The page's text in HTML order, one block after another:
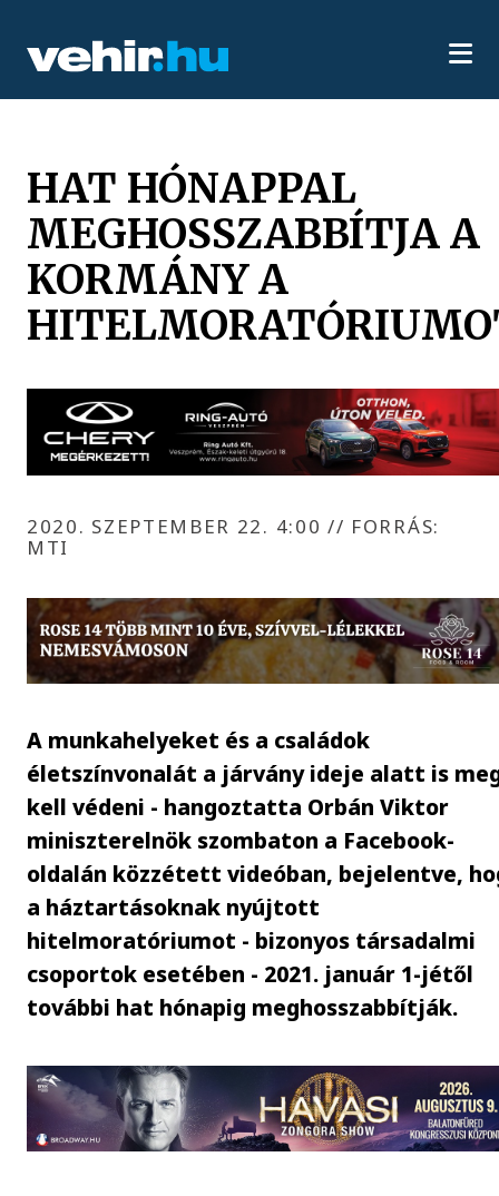
HAT HÓNAPPAL
MEGHOSSZABBÍTJA A
KORMÁNY A
2020. SZEPTEMBER 22. 4:00// FORRÁS:
MTI
A munkahelyeket és a családok
életszínvonalát a járvány ideje alatt is
kell védeni - hangoztatta Orbán Viktor
miniszterelnök szombaton a Facebook-
oldalán közzétett videóban, bejelentve,
a háztartásoknak nyújtott
hitelmoratóriumot - bizonyos társadalmi
csoportok esetében - 2021. január 1-jétől
további hat hónapig meghosszabbítják.